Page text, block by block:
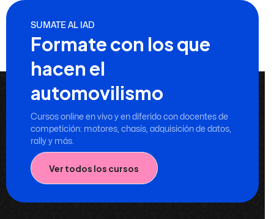
SUMATE AL IAD
Formate con los que
hacen el
automovilismo
Cursos online en vivo y en diferido con docentes de
competición: motores, chasis, adquisición de datos,
rally y más.
Ver todos los cursos